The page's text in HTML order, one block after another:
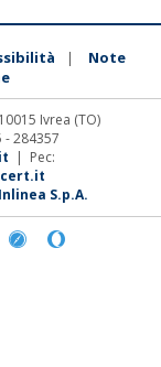
|
Note
Ivrea (TO)
- 284357
| Pec:
S.p.A.